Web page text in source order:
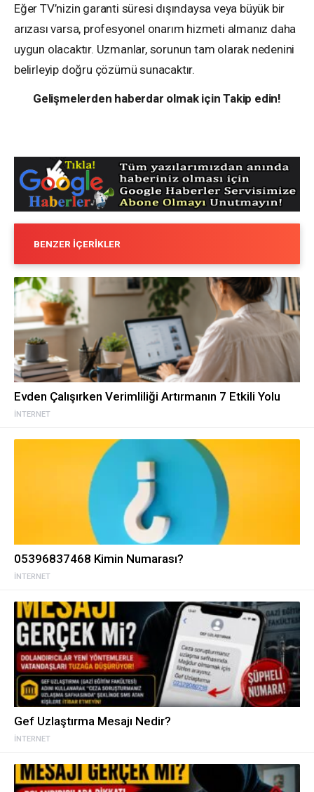
Eğer TV’nizin garanti süresi dışındaysa veya büyük bir
arızası varsa, profesyonel onarım hizmeti almanız daha
uygun olacaktır. Uzmanlar, sorunun tam olarak nedenini
belirleyip doğru çözümü sunacaktır.
Gelişmelerden haberdar olmak için Takip edin!
BENZER İÇERIKLER
İNTERNET
Evden Çalışırken Verimliliği Artırmanın 7 Etkili Yolu
İNTERNET
05396837468 Kimin Numarası?
İNTERNET
Gef Uzlaştırma Mesajı Nedir?